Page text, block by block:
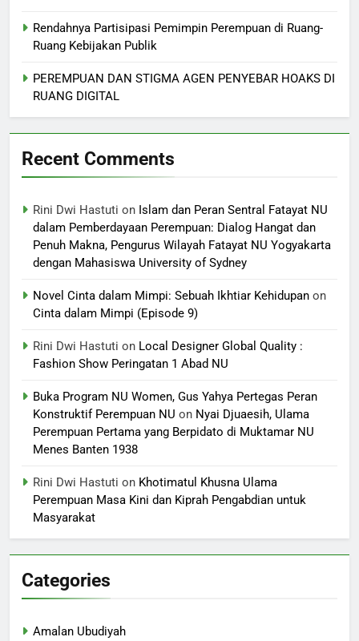
Rendahnya Partisipasi Pemimpin Perempuan di Ruang-
Ruang Kebijakan Publik
PEREMPUAN DAN STIGMA AGEN PENYEBAR HOAKS DI
RUANG DIGITAL
Recent Comments
Rini Dwi Hastuti on Islam dan Peran Sentral Fatayat NU
dalam Pemberdayaan Perempuan: Dialog Hangat dan
Penuh Makna, Pengurus Wilayah Fatayat NU Yogyakarta
dengan Mahasiswa University of Sydney
Novel Cinta dalam Mimpi: Sebuah Ikhtiar Kehidupan on
Cinta dalam Mimpi (Episode 9)
Rini Dwi Hastuti on Local Designer Global Quality :
Fashion Show Peringatan 1 Abad NU
Buka Program NU Women, Gus Yahya Pertegas Peran
Konstruktif Perempuan NU on Nyai Djuaesih, Ulama
Perempuan Pertama yang Berpidato di Muktamar NU
Menes Banten 1938
Rini Dwi Hastuti on Khotimatul Khusna Ulama
Perempuan Masa Kini dan Kiprah Pengabdian untuk
Masyarakat
Categories
Amalan Ubudiyah